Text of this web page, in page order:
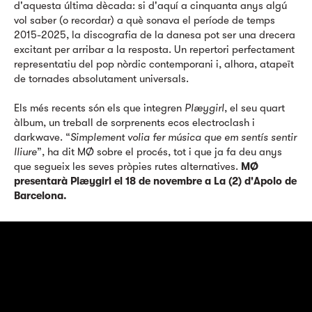
d'aquesta última dècada: si d'aquí a cinquanta anys algú
vol saber (o recordar) a què sonava el període de temps
2015-2025, la discografia de la danesa pot ser una drecera
excitant per arribar a la resposta. Un repertori perfectament
representatiu del pop nòrdic contemporani i, alhora, atapeït
de tornades absolutament universals.
Els més recents són els que integren Plæygirl, el seu quart
àlbum, un treball de sorprenents ecos electroclash i
darkwave. “Simplement volia fer música que em sentís sentir
lliure”, ha dit MØ sobre el procés, tot i que ja fa deu anys
que segueix les seves pròpies rutes alternatives. MØ
presentarà Plæygirl el 18 de novembre a La (2) d'Apolo de
Barcelona.